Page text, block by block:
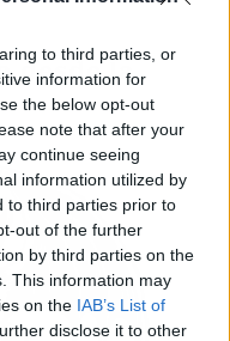
to third parties, or
information for
the below opt-out
note that after your
continue seeing
information utilized by
to third parties prior to
out of the further
by third parties on the
This information may
on the IAB’s List of
disclose it to other
desde la